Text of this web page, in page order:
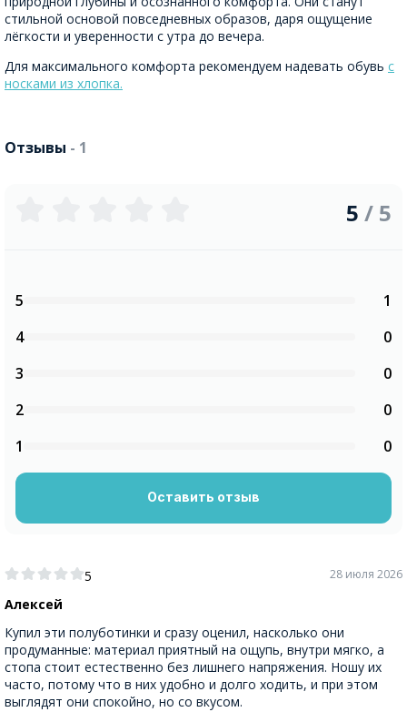
стильной основой повседневных образов, даря ощущение
лёгкости и уверенности с утра до вечера.
Для максимального комфорта рекомендуем надевать обувь с
носками из хлопка.
Отзывы - 1
5
Алексей
28 июля 2026
Купил эти полуботинки и сразу оценил, насколько они
продуманные: материал приятный на ощупь, внутри мягко, а
стопа стоит естественно без лишнего напряжения. Ношу их
часто, потому что в них удобно и долго ходить, и при этом
выглядят они спокойно, но со вкусом.
5 / 5
5
1
4
0
3
0
2
0
1
0
Оставить отзыв